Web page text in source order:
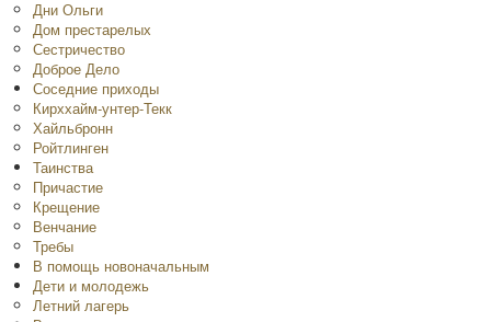
Дни Ольги
Дом престарелых
Сестричество
Доброе Дело
Соседние приходы
Кирххайм-унтер-Текк
Хайльбронн
Ройтлинген
Таинства
Причастие
Крещение
Венчание
Требы
В помощь новоначальным
Дети и молодежь
Летний лагерь